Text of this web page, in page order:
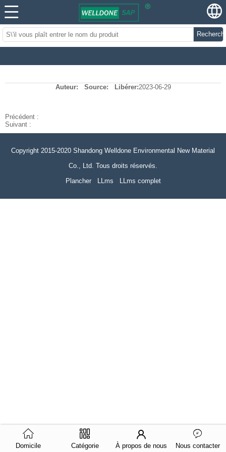
Auteur: Source: Libérer:2023-06-29
Précédent :
Suivant :
Copyright 2015-2020 Shandong Welldone Environmental New Material
Co., Ltd. Tous droits réservés.
Plancher
LLms LLms complet
Domicile Catégorie À propos de nous Nous contacter